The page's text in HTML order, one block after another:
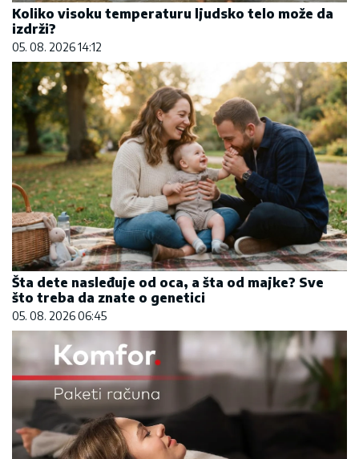
Koliko visoku temperaturu ljudsko telo može da
izdrži?
05. 08. 2026 14:12
Šta dete nasleđuje od oca, a šta od majke? Sve
što treba da znate o genetici
05. 08. 2026 06:45